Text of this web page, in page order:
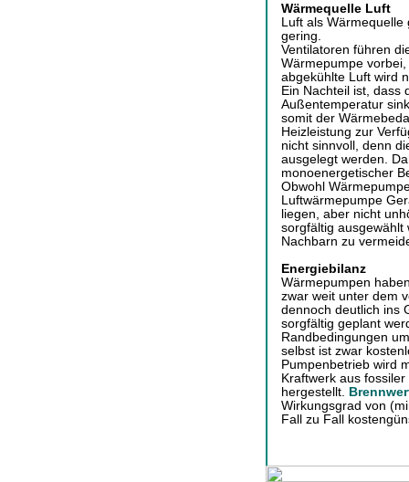
Wärmequelle Luft
Luft als
gering.
Ventilatoren führen
Wärmepumpe
abgekühlte Luft wird
Ein Nachteil ist, dass
Außentemperatur
somit der
Heizleistung zur
nicht sinnvoll, denn
ausgelegt werden.
monoenergetischer
Obwohl
Luftwärmepumpe
liegen, aber nicht
sorgfältig ausgewählt
Nachbarn zu
Energiebilanz
Wärmepumpen
zwar weit unter dem
dennoch deutlich ins
sorgfältig geplant
Randbedingungen
selbst ist zwar
Pumpenbetrieb wird
Kraftwerk aus
hergestellt.
Wirkungsgrad von
Fall zu Fall